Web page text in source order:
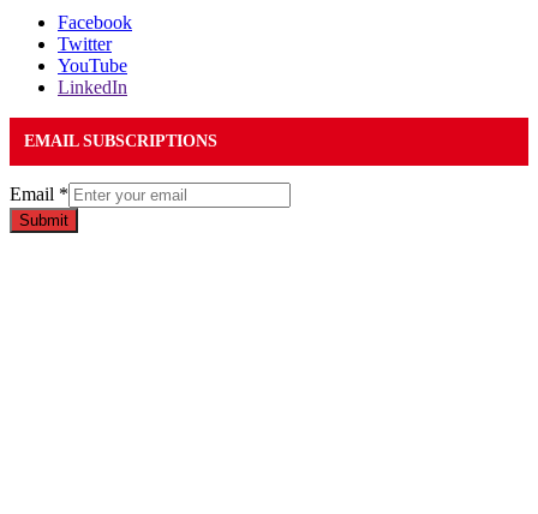
Facebook
Twitter
YouTube
LinkedIn
EMAIL SUBSCRIPTIONS
Email *
Submit